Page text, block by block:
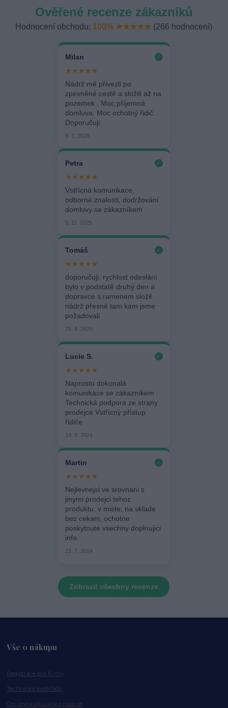
Ověřené recenze zákazníků
Hodnocení obchodu: 100% ★★★★★ (266 hodnocení)
Milan ✓
★★★★★
Nádrž mě přivezli po
zpevněné cestě a složili až na
pozemek . Moc příjemná
domluva. Moc ochotný řidič.
Doporučuji.
9. 1. 2026
Petra ✓
★★★★★
Vstřícná komunikace,
odborné znalosti, dodržování
domluvy se zákazníkem
5. 11. 2025
Tomáš ✓
★★★★★
doporučuji, rychlost odeslání
bylo v podstatě druhý den a
dopravce s ramenem složil
nádrž přesně tam kam jsme
požadovali
25. 4. 2025
Lucie S. ✓
★★★★★
Naprosto dokonalá
komunikace se zákazníkem
Technická podpora ze strany
prodejce Vstřícný přístup
řidiče
14. 8. 2024
Martin ✓
★★★★★
Nejlevnejsi ve srovnani s
jinymi prodejci tehoz
produktu, v miste, na sklade
bez cekani, ochotne
poskytnute vsechny doplnujici
info.
23. 7. 2024
Zobrazit všechny recenze
Vše o nákupu
Registrace pro firmy
Technické podklady
On-line kalkulačka nádrže